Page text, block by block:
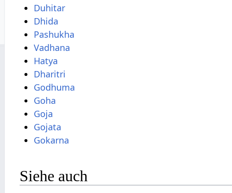
Duhitar
Dhida
Pashukha
Vadhana
Hatya
Dharitri
Godhuma
Goha
Goja
Gojata
Gokarna
Siehe auch